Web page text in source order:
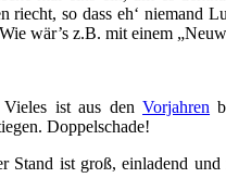
so dass eh‘ niemand
wär’s z.B. mit einem
Vieles ist aus denVorjahren
Doppelschade!
ist groß, einladend